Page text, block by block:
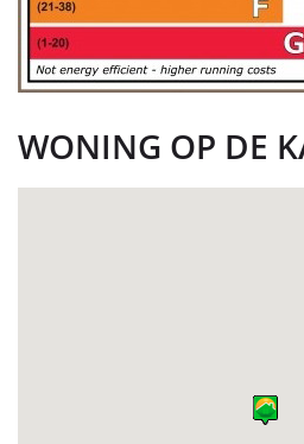
WONING OP DE